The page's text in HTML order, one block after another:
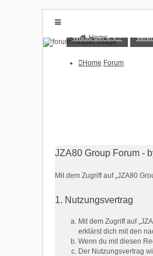
Home
Forum
Vereinsmitglied werden
Wieso der e.V.?
Home Forum
JZA80 Group Forum -
Mit dem Zugriff auf „JZA80
1. Nutzungsvertrag
Mit dem Zugriff auf
erklärst dich mit den
Wenn du mit diesen
Der Nutzungsvertrag